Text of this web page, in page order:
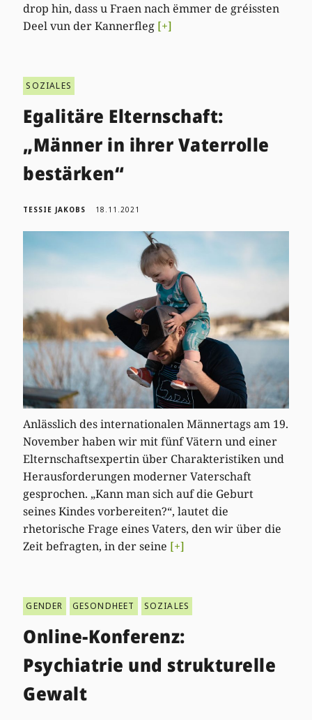
drop hin, dass u Fraen nach ëmmer de gréissten
Deel vun der Kannerfleg [+]
SOZIALES
Egalitäre Elternschaft:
„Männer in ihrer Vaterrolle
bestärken“
TESSIE JAKOBS 18.11.2021
Anlässlich des internationalen Männertags am 19.
November haben wir mit fünf Vätern und einer
Elternschaftsexpertin über Charakteristiken und
Herausforderungen moderner Vaterschaft
gesprochen. „Kann man sich auf die Geburt
seines Kindes vorbereiten?“, lautet die
rhetorische Frage eines Vaters, den wir über die
Zeit befragten, in der seine [+]
GENDER GESONDHEET SOZIALES
Online-Konferenz:
Psychiatrie und strukturelle
Gewalt